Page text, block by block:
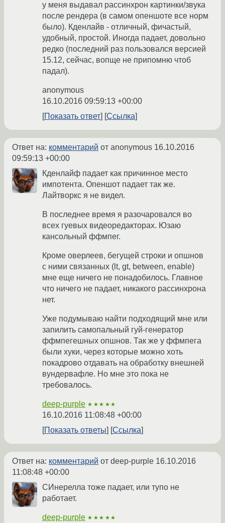
у меня выдавал рассинхрон картинки/звука
после рендера (в самом опеншоте все норм
было). Кденлайв - отличный, фичастый,
удобный, простой. Иногда падает, довольно
редко (последний раз пользовался версией
15.12, сейчас, вопще не припомню чтоб
падал).
anonymous
16.10.2016 09:59:13 +00:00
Показать ответ
Ссылка
Ответ на: комментарий от anonymous 16.10.2016
09:59:13 +00:00
Кденлайф падает как причинное место
импотента. Опеншот падает так же.
Лайтворкс я не видел.
В последнее время я разочаровался во
всех гуевых видеоредакторах. Юзаю
кансольный ффмпег.
Кроме оверлеев, бегущей строки и опшнов
с ними связанных (lt, gt, between, enable)
мне еще ничего не понадобилось. Главное
что ничего не падает, никакого рассинхрона
нет.
Уже подумываю найти подходящий мне или
запилить самопальный гуй-генератор
ффмпегешных опшнов. Так же у ффмпега
были хуки, через которые можно хоть
покадрово отдавать на обработку внешней
вундервафле. Но мне это пока не
требовалось.
deep-purple ★★★★★
16.10.2016 11:08:48 +00:00
Показать ответы
Ссылка
Ответ на: комментарий от deep-purple 16.10.2016
11:08:48 +00:00
СИнерелла тоже падает, или тупо не
работает.
deep-purple ★★★★★